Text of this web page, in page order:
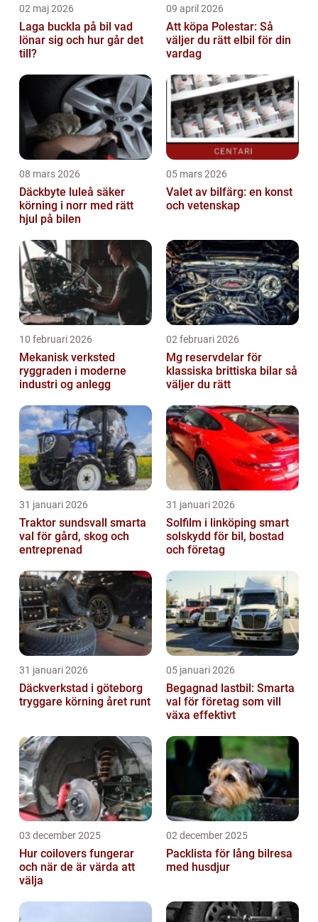
02 maj 2026
Laga buckla på bil vad
lönar sig och hur går det
till?
09 april 2026
Att köpa Polestar: Så
väljer du rätt elbil för din
vardag
08 mars 2026
Däckbyte luleå säker
körning i norr med rätt
hjul på bilen
05 mars 2026
Valet av bilfärg: en konst
och vetenskap
10 februari 2026
Mekanisk verksted
ryggraden i moderne
industri og anlegg
02 februari 2026
Mg reservdelar för
klassiska brittiska bilar så
väljer du rätt
31 januari 2026
Traktor sundsvall smarta
val för gård, skog och
entreprenad
31 januari 2026
Solfilm i linköping smart
solskydd för bil, bostad
och företag
31 januari 2026
Däckverkstad i göteborg
tryggare körning året runt
05 januari 2026
Begagnad lastbil: Smarta
val för företag som vill
växa effektivt
03 december 2025
Hur coilovers fungerar
och när de är värda att
välja
02 december 2025
Packlista för lång bilresa
med husdjur